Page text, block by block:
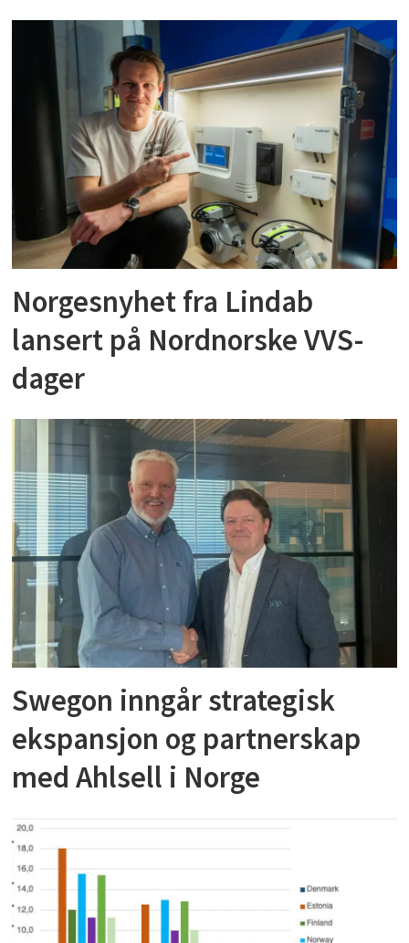
Norgesnyhet fra Lindab
lansert på Nordnorske VVS-
dager
Swegon inngår strategisk
ekspansjon og partnerskap
med Ahlsell i Norge